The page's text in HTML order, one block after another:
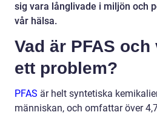
sig vara långlivade i miljön och
vår hälsa.
Vad är PFAS
ett problem?
PFAS är helt syntetiska
människan, och omfattar över